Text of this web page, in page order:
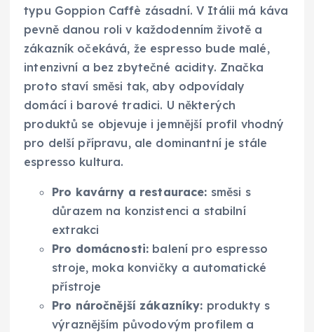
typu Goppion Caffè zásadní. V Itálii má káva
pevně danou roli v každodenním životě a
zákazník očekává, že espresso bude malé,
intenzivní a bez zbytečné acidity. Značka
proto staví směsi tak, aby odpovídaly
domácí i barové tradici. U některých
produktů se objevuje i jemnější profil vhodný
pro delší přípravu, ale dominantní je stále
espresso kultura.
Pro kavárny a restaurace: směsi s
důrazem na konzistenci a stabilní
extrakci
Pro domácnosti: balení pro espresso
stroje, moka konvičky a automatické
přístroje
Pro náročnější zákazníky: produkty s
výraznějším původovým profilem a